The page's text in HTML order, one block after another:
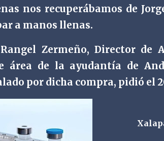
nos recuperábamos de
a manos llenas.
Zermeño, Director de
área de la ayudantía de
por dicha compra, pidió el
Xalapa,